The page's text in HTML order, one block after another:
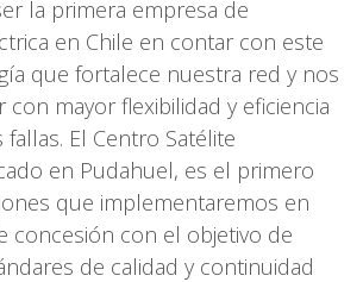
la primera empresa de
en Chile en contar con este
que fortalece nuestra red y nos
con mayor flexibilidad y eficiencia
El Centro Satélite
en Pudahuel, es el primero
que implementaremos en
concesión con el objetivo de
de calidad y continuidad